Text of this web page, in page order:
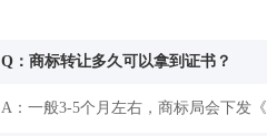
Q：商标转让多久可以拿到证书？
A：一般3-5个月左右，商标局会下发《